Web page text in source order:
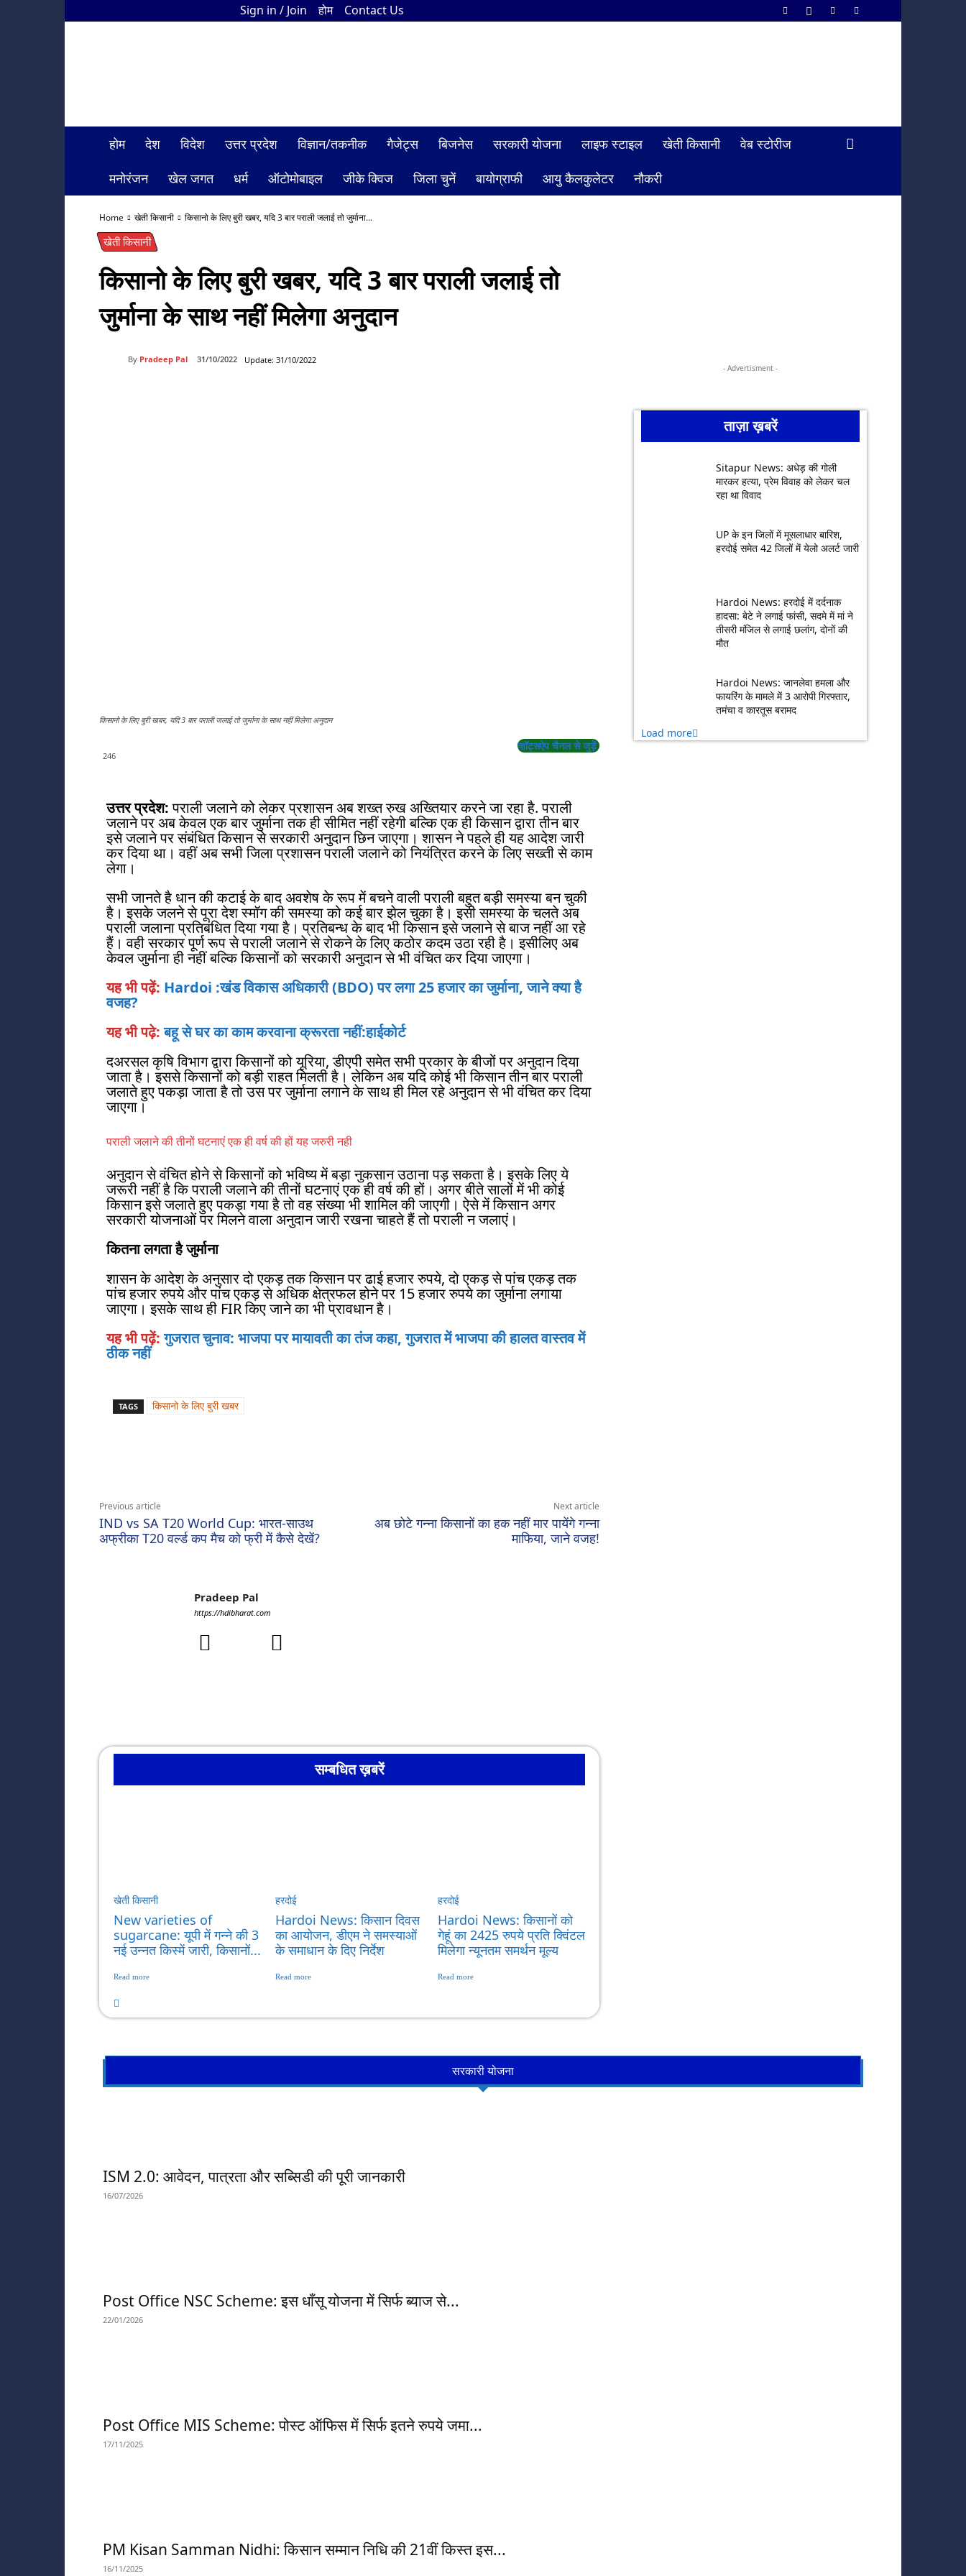
Sign in / Join होम Contact Us
होम देश विदेश उत्तर प्रदेश विज्ञान/तकनीक गैजेट्स बिजनेस सरकारी योजना लाइफ स्टाइल खेती किसानी
वेब स्टोरीज
मनोरंजन
खेल जगत धर्म ऑटोमोबाइल जीके क्विज जिला चुनें बायोग्राफी आयु कैलकुलेटर नौकरी
Home खेती किसानी किसानो के लिए बुरी खबर, यदि 3 बार पराली जलाई तो जुर्माना...
खेती किसानी
किसानो के लिए बुरी खबर, यदि 3 बार पराली जलाई तो
जुर्माना के साथ नहीं मिलेगा अनुदान
By Pradeep Pal 31/10/2022 Update: 31/10/2022
किसानो के लिए बुरी खबर, यदि 3 बार पराली जलाई तो जुर्माना के साथ नहीं मिलेगा अनुदान
व्हॉट्सऐप चैनल से जुड़ें
246
उत्तर प्रदेश:पराली जलाने को लेकर प्रशासन अब शख्त रुख अख्तियार करने जा रहा है. पराली
जलाने पर अब केवल एक बार जुर्माना तक ही सीमित नहीं रहेगी बल्कि एक ही किसान द्वारा तीन बार
इसे जलाने पर संबंधित किसान से सरकारी अनुदान छिन जाएगा। शासन ने पहले ही यह आदेश जारी
कर दिया था। वहीं अब सभी जिला प्रशासन पराली जलाने को नियंत्रित करने के लिए सख्ती से काम
लेगा।
सभी जानते है धान की कटाई के बाद अवशेष के रूप में बचने वाली पराली बहुत बड़ी समस्या बन चुकी
है। इसके जलने से पूरा देश स्मॉग की समस्या को कई बार झेल चुका है। इसी समस्या के चलते अब
पराली जलाना प्रतिबंधित दिया गया है। प्रतिबन्ध के बाद भी किसान इसे जलाने से बाज नहीं आ रहे
हैं। वही सरकार पूर्ण रूप से पराली जलाने से रोकने के लिए कठोर कदम उठा रही है। इसीलिए अब
केवल जुर्माना ही नहीं बल्कि किसानों को सरकारी अनुदान से भी वंचित कर दिया जाएगा।
यह भी पढ़ें: Hardoi :खंड विकास अधिकारी (BDO) पर लगा 25 हजार का जुर्माना, जाने क्या है
वजह?
यह भी पढ़े: बहू से घर का काम करवाना क्रूरता नहीं:हाईकोर्ट
दअरसल कृषि विभाग द्वारा किसानों को यूरिया, डीएपी समेत सभी प्रकार के बीजों पर अनुदान दिया
जाता है। इससे किसानों को बड़ी राहत मिलती है। लेकिन अब यदि कोई भी किसान तीन बार पराली
जलाते हुए पकड़ा जाता है तो उस पर जुर्माना लगाने के साथ ही मिल रहे अनुदान से भी वंचित कर दिया
जाएगा।
पराली जलाने की तीनों घटनाएं एक ही वर्ष की हों यह जरुरी नही
अनुदान से वंचित होने से किसानों को भविष्य में बड़ा नुकसान उठाना पड़ सकता है। इसके लिए ये
जरूरी नहीं है कि पराली जलाने की तीनों घटनाएं एक ही वर्ष की हों। अगर बीते सालों में भी कोई
किसान इसे जलाते हुए पकड़ा गया है तो वह संख्या भी शामिल की जाएगी। ऐसे में किसान अगर
सरकारी योजनाओं पर मिलने वाला अनुदान जारी रखना चाहते हैं तो पराली न जलाएं।
कितना लगता है जुर्माना
शासन के आदेश के अनुसार दो एकड़ तक किसान पर ढाई हजार रुपये, दो एकड़ से पांच एकड़ तक
पांच हजार रुपये और पांच एकड़ से अधिक क्षेत्रफल होने पर 15 हजार रुपये का जुर्माना लगाया
जाएगा। इसके साथ ही FIR किए जाने का भी प्रावधान है।
यह भी पढ़ें: गुजरात चुनाव: भाजपा पर मायावती का तंज कहा, गुजरात में भाजपा की हालत वास्तव में
ठीक नहीं
TAGS किसानो के लिए बुरी खबर
Previous article
IND vs SA T20 World Cup: भारत-साउथ
अफ्रीका T20 वर्ल्ड कप मैच को फ्री में कैसे देखें?
Next article
अब छोटे गन्ना किसानों का हक नहीं मार पायेंगे गन्ना
माफिया, जाने वजह!
Pradeep Pal
https://hdibharat.com
सम्बधित ख़बरें
खेती किसानी
New varieties of
sugarcane: यूपी में गन्ने की 3
नई उन्नत किस्में जारी, किसानों...
Read more
हरदोई
Hardoi News: किसान दिवस
का आयोजन, डीएम ने समस्याओं
के समाधान के दिए निर्देश
Read more
हरदोई
Hardoi News: किसानों को
गेहूं का 2425 रुपये प्रति क्विंटल
मिलेगा न्यूनतम समर्थन मूल्य
Read more
- Advertisment -
ताज़ा ख़बरें
Sitapur News: अधेड़ की गोली
मारकर हत्या, प्रेम विवाह को लेकर चल
रहा था विवाद
UP के इन जिलों में मूसलाधार बारिश,
हरदोई समेत 42 जिलों में येलो अलर्ट जारी
Hardoi News: हरदोई में दर्दनाक
हादसा: बेटे ने लगाई फांसी, सदमे में मां ने
तीसरी मंजिल से लगाई छलांग, दोनों की
मौत
Hardoi News: जानलेवा हमला और
फायरिंग के मामले में 3 आरोपी गिरफ्तार,
तमंचा व कारतूस बरामद
Load more
सरकारी योजना
ISM 2.0: आवेदन, पात्रता और सब्सिडी की पूरी जानकारी
16/07/2026
Post Office NSC Scheme: इस धाँसू योजना में सिर्फ ब्याज से...
22/01/2026
Post Office MIS Scheme: पोस्ट ऑफिस में सिर्फ इतने रुपये जमा...
17/11/2025
PM Kisan Samman Nidhi: किसान सम्मान निधि की 21वीं किस्त इस...
16/11/2025